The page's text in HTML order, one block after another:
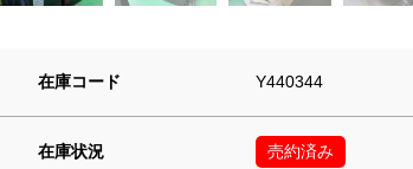
在庫コード Y440344
在庫状況 売約済み